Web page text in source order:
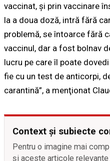
vaccinat, şi prin vaccinare
la a doua doză, intră fără
problemă, se întoarce fără
vaccinul, dar a fost bolnav
lucru pe care îl poate
fie cu un test de anticorpi,
carantină”, a menţionat
Context și subiecte
Pentru o imagine mai
și aceste articole